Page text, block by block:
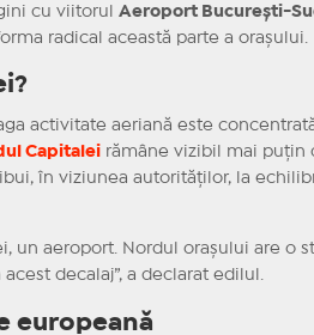
cu viitorul Aeroport București-
radical această parte a orașului.
activitate aeriană este
Capitaleirămâne vizibil mai puțin
în viziunea autorităților, la
un aeroport. Nordul orașului are o
decalaj”, a declarat edilul.
europeană